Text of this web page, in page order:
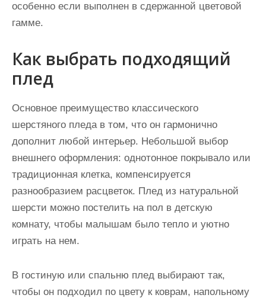
особенно если выполнен в сдержанной цветовой
гамме.
Как выбрать подходящий
плед
Основное преимущество классического
шерстяного пледа в том, что он гармонично
дополнит любой интерьер. Небольшой выбор
внешнего оформления: однотонное покрывало или
традиционная клетка, компенсируется
разнообразием расцветок. Плед из натуральной
шерсти можно постелить на пол в детскую
комнату, чтобы малышам было тепло и уютно
играть на нем.
В гостиную или спальню плед выбирают так,
чтобы он подходил по цвету к коврам, напольному